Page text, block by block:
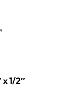
1/2″